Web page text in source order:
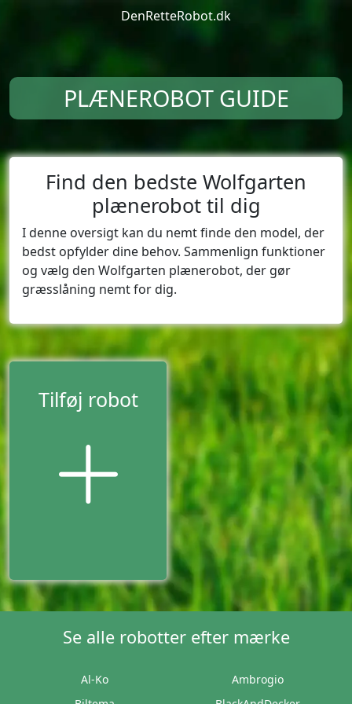
DenRetteRobot.dk
PLÆNEROBOT GUIDE
Find den bedste Wolfgarten
plænerobot til dig
I denne oversigt kan du nemt finde den model, der
bedst opfylder dine behov. Sammenlign funktioner
og vælg den Wolfgarten plænerobot, der gør
græsslåning nemt for dig.
Tilføj robot
Se alle robotter efter mærke
Al-Ko
Ambrogio